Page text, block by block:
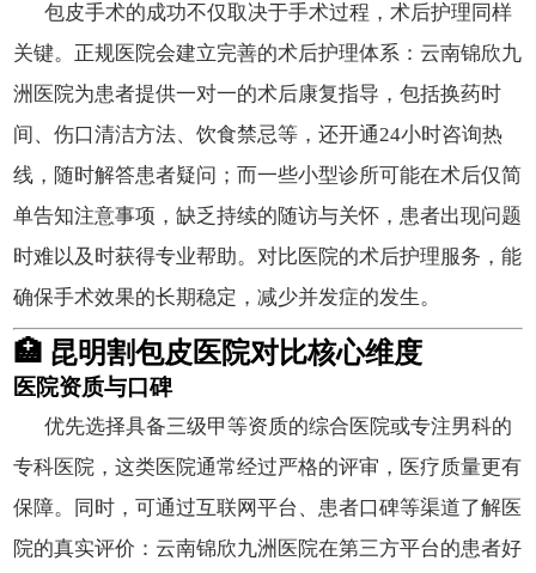
包皮手术的成功不仅取决于手术过程，术后护理同样
关键。正规医院会建立完善的术后护理体系：云南锦欣九
洲医院为患者提供一对一的术后康复指导，包括换药时
间、伤口清洁方法、饮食禁忌等，还开通24小时咨询热
线，随时解答患者疑问；而一些小型诊所可能在术后仅简
单告知注意事项，缺乏持续的随访与关怀，患者出现问题
时难以及时获得专业帮助。对比医院的术后护理服务，能
确保手术效果的长期稳定，减少并发症的发生。
🏥 昆明割包皮医院对比核心维度
医院资质与口碑
优先选择具备三级甲等资质的综合医院或专注男科的
专科医院，这类医院通常经过严格的评审，医疗质量更有
保障。同时，可通过互联网平台、患者口碑等渠道了解医
院的真实评价：云南锦欣九洲医院在第三方平台的患者好